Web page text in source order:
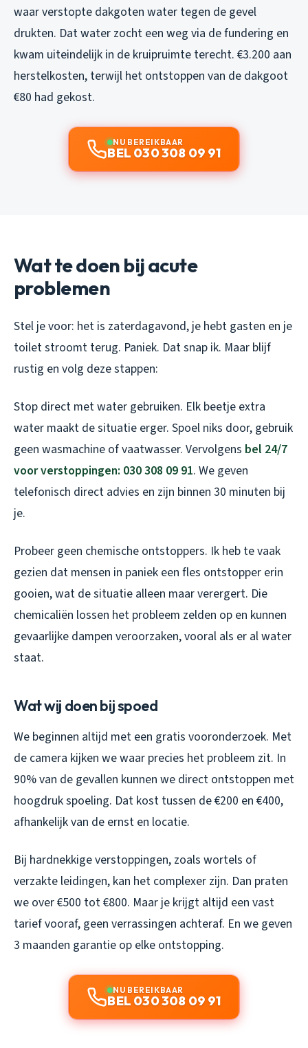
waar verstopte dakgoten water tegen de gevel
drukten. Dat water zocht een weg via de fundering en
kwam uiteindelijk in de kruipruimte terecht. €3.200 aan
herstelkosten, terwijl het ontstoppen van de dakgoot
€80 had gekost.
NU BEREIKBAAR
BEL 030 308 09 91
Wat te doen bij acute
problemen
Stel je voor: het is zaterdagavond, je hebt gasten en je
toilet stroomt terug. Paniek. Dat snap ik. Maar blijf
rustig en volg deze stappen:
Stop direct met water gebruiken. Elk beetje extra
water maakt de situatie erger. Spoel niks door, gebruik
geen wasmachine of vaatwasser. Vervolgens bel 24/7
voor verstoppingen: 030 308 09 91. We geven
telefonisch direct advies en zijn binnen 30 minuten bij
je.
Probeer geen chemische ontstoppers. Ik heb te vaak
gezien dat mensen in paniek een fles ontstopper erin
gooien, wat de situatie alleen maar verergert. Die
chemicaliën lossen het probleem zelden op en kunnen
gevaarlijke dampen veroorzaken, vooral als er al water
staat.
Wat wij doen bij spoed
We beginnen altijd met een gratis vooronderzoek. Met
de camera kijken we waar precies het probleem zit. In
90% van de gevallen kunnen we direct ontstoppen met
hoogdruk spoeling. Dat kost tussen de €200 en €400,
afhankelijk van de ernst en locatie.
Bij hardnekkige verstoppingen, zoals wortels of
verzakte leidingen, kan het complexer zijn. Dan praten
we over €500 tot €800. Maar je krijgt altijd een vast
tarief vooraf, geen verrassingen achteraf. En we geven
3 maanden garantie op elke ontstopping.
NU BEREIKBAAR
BEL 030 308 09 91